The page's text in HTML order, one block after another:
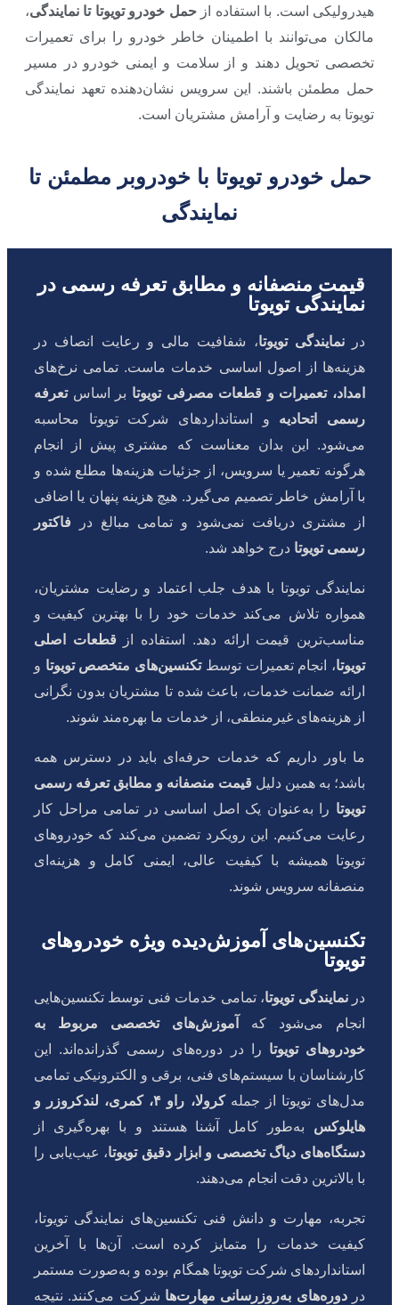
حمل خودرو تویوتا با خودروبر مطمئن تا
نمایندگی
هیدرولیکی است. با استفاده ازحمل خودرو تویوتا تا نمایندگی،
مالکان می‌توانند با اطمینان خاطر خودرو را برای تعمیرات
تخصصی تحویل دهند و از سلامت و ایمنی خودرو در مسیر
حمل مطمئن باشند. این سرویس نشان‌دهنده تعهد نمایندگی
تویوتا به رضایت و آرامش مشتریان است.
قیمت منصفانه و مطابق تعرفه رسمی در
نمایندگی تویوتا
درنمایندگی تویوتا، شفافیت مالی و رعایت انصاف در
هزینه‌ها از اصول اساسی خدمات ماست. تمامی نرخ‌های
امداد، تعمیرات و قطعات مصرفی تویوتا بر اساستعرفه
رسمی اتحادیه و استانداردهای شرکت تویوتا محاسبه
می‌شود. این بدان معناست که مشتری پیش از انجام
هرگونه تعمیر یا سرویس، از جزئیات هزینه‌ها مطلع شده و
با آرامش خاطر تصمیم می‌گیرد. هیچ هزینه پنهان یا اضافی
از مشتری دریافت نمی‌شود و تمامی مبالغ در فاکتور
رسمی تویوتا درج خواهد شد.
نمایندگی تویوتا با هدف جلب اعتماد و رضایت مشتریان،
همواره تلاش می‌کند خدمات خود را با بهترین کیفیت و
مناسب‌ترین قیمت ارائه دهد. استفاده از قطعات اصلی
تویوتا، انجام تعمیرات توسطتکنسین‌های متخصص تویوتا و
ارائه ضمانت خدمات، باعث شده تا مشتریان بدون نگرانی
از هزینه‌های غیرمنطقی، از خدمات ما بهره‌مند شوند.
ما باور داریم که خدمات حرفه‌ای باید در دسترس همه
باشد؛ به همین دلیل قیمت منصفانه و مطابق تعرفه رسمی
تویوتا را به‌عنوان یک اصل اساسی در تمامی مراحل کار
رعایت می‌کنیم. این رویکرد تضمین می‌کند که خودروهای
تویوتا همیشه با کیفیت عالی، ایمنی کامل و هزینه‌ای
منصفانه سرویس شوند.
تکنسین‌های آموزش‌دیده ویژه خودروهای
تویوتا
درنمایندگی تویوتا، تمامی خدمات فنی توسط تکنسین‌هایی
انجام می‌شود که
آموزش‌های تخصصی مربوط به
خودروهای تویوتا را در دوره‌های رسمی گذرانده‌اند. این
کارشناسان با سیستم‌های فنی، برقی و الکترونیکی تمامی
مدل‌های تویوتا از جمله
کرولا، راو ۴، کمری، لندکروزر و
هایلوکس به‌طور کامل آشنا هستند و با بهره‌گیری از
دستگاه‌های دیاگ تخصصی و ابزار دقیق تویوتا، عیب‌یابی را
با بالاترین دقت انجام می‌دهند.
تجربه، مهارت و دانش فنی تکنسین‌های نمایندگی تویوتا،
کیفیت خدمات را متمایز کرده است. آن‌ها با آخرین
استانداردهای شرکت تویوتا همگام بوده و به‌صورت مستمر
دردوره‌های به‌روزرسانی مهارت‌ها شرکت می‌کنند. نتیجه